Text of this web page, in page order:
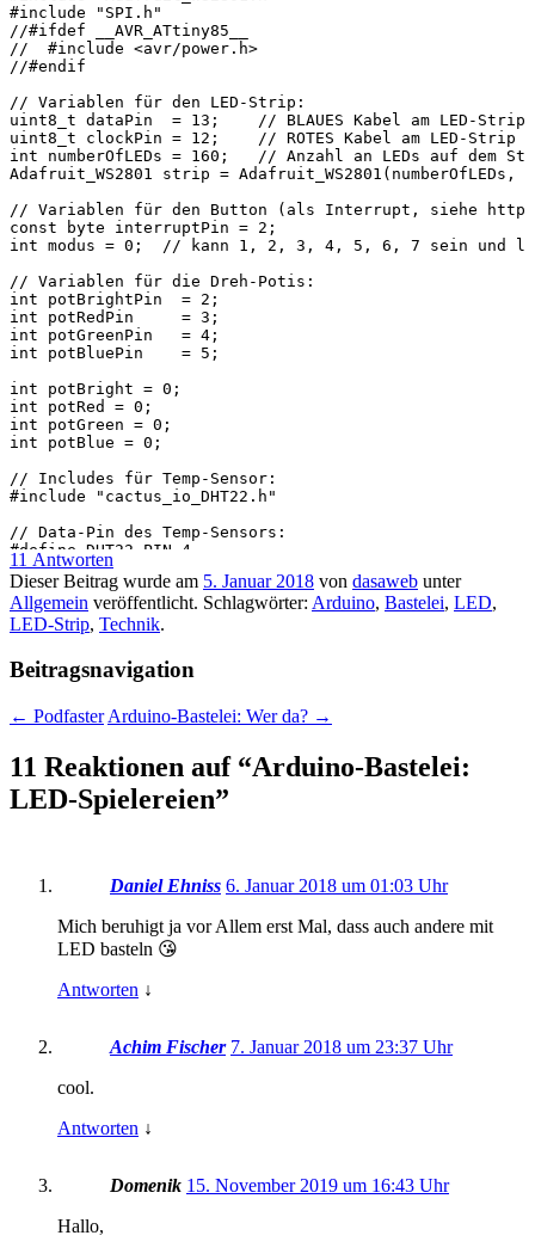
11 Antworten
Dieser Beitrag wurde am 5. Januar 2018 von dasaweb unter
Allgemein veröffentlicht. Schlagwörter: Arduino, Bastelei, LED,
LED-Strip, Technik.
Beitragsnavigation
← Podfaster Arduino-Bastelei: Wer da? →
11 Reaktionen auf “Arduino-Bastelei:
LED-Spielereien”
Daniel Ehniss 6. Januar 2018 um 01:03 Uhr
Mich beruhigt ja vor Allem erst Mal, dass auch andere mit
LED basteln 😘
Antworten ↓
Achim Fischer 7. Januar 2018 um 23:37 Uhr
cool.
Antworten ↓
Domenik 15. November 2019 um 16:43 Uhr
Hallo,